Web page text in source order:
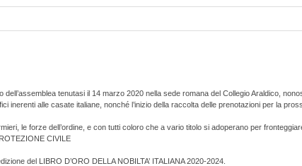
tenutasi il 14 marzo 2020 nella sede romana del Collegio Araldico,
inerenti alle casate italiane, nonché l’inizio della raccolta delle prenotazioni per la
le forze dell’ordine, e con tutti coloro che a vario titolo si adoperano per
CIVILE
del LIBRO D’ORO DELLA NOBILTA’ ITALIANA 2020-2024.